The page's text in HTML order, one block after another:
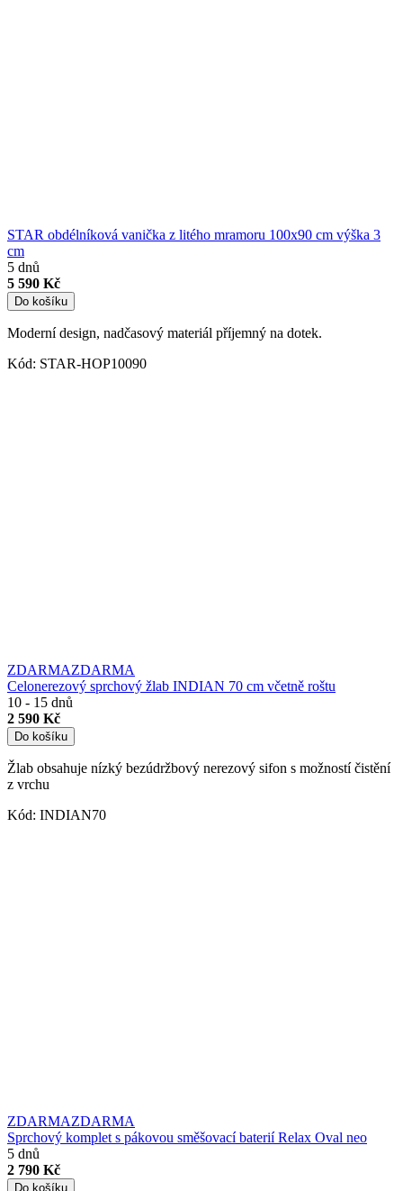
STAR obdélníková vanička z litého mramoru 100x90 cm výška 3
cm
5 dnů
5 590 Kč
Do košíku
Moderní design, nadčasový materiál příjemný na dotek.
Kód: STAR-HOP10090
ZDARMAZDARMA
Celonerezový sprchový žlab INDIAN 70 cm včetně roštu
10 - 15 dnů
2 590 Kč
Do košíku
Žlab obsahuje nízký bezúdržbový nerezový sifon s možností čistění
z vrchu
Kód: INDIAN70
ZDARMAZDARMA
Sprchový komplet s pákovou směšovací baterií Relax Oval neo
5 dnů
2 790 Kč
Do košíku